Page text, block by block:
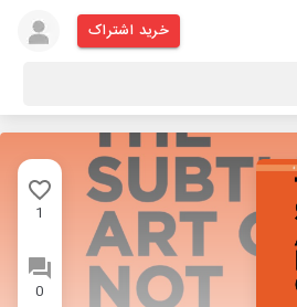
خرید اشتراک
1
0